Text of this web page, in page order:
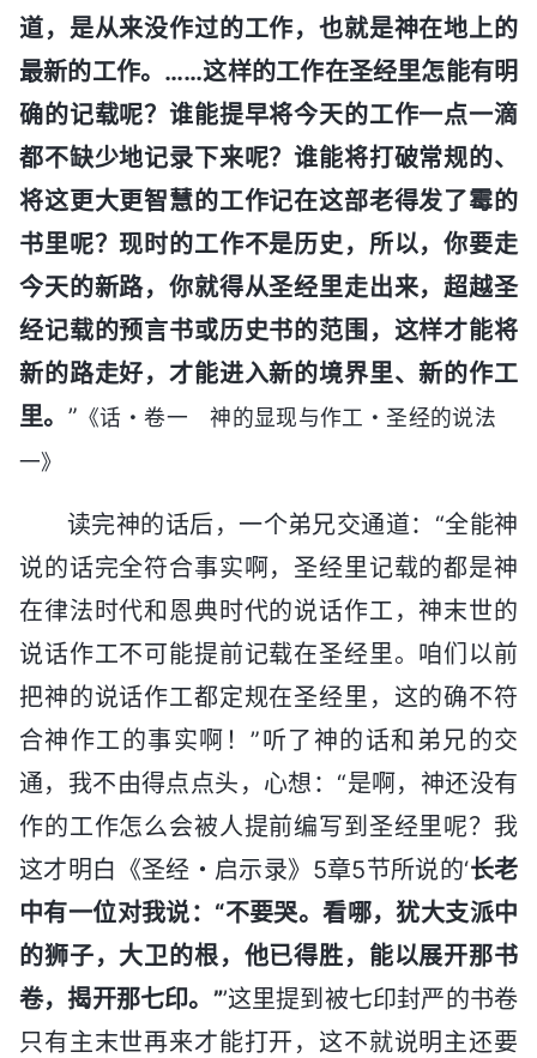
道，是从来没作过的工作，也就是神在地上的
最新的工作。……这样的工作在圣经里怎能有明
确的记载呢？谁能提早将今天的工作一点一滴
都不缺少地记录下来呢？谁能将打破常规的、
将这更大更智慧的工作记在这部老得发了霉的
书里呢？现时的工作不是历史，所以，你要走
今天的新路，你就得从圣经里走出来，超越圣
经记载的预言书或历史书的范围，这样才能将
新的路走好，才能进入新的境界里、新的作工
里。 ” 《话・卷一 神的显现与作工・圣经的说法
一》
读完神的话后，一个弟兄交通道：“全能神
说的话完全符合事实啊，圣经里记载的都是神
在律法时代和恩典时代的说话作工，神末世的
说话作工不可能提前记载在圣经里。咱们以前
把神的说话作工都定规在圣经里，这的确不符
合神作工的事实啊！”听了神的话和弟兄的交
通，我不由得点点头，心想：“是啊，神还没有
作的工作怎么会被人提前编写到圣经里呢？我
这才明白《圣经・启示录》5章5节所说的‘长老
中有一位对我说：“不要哭。看哪，犹大支派中
的狮子，大卫的根，他已得胜，能以展开那书
卷，揭开那七印。”’这里提到被七印封严的书卷
只有主末世再来才能打开，这不就说明主还要